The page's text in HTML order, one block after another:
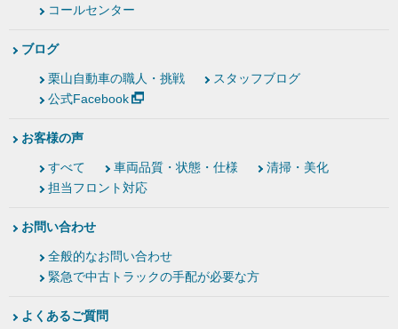
コールセンター
ブログ
栗山自動車の職人・挑戦
スタッフブログ
公式Facebook
お客様の声
すべて 車両品質・状態・仕様
清掃・美化
担当フロント対応
お問い合わせ
全般的なお問い合わせ
緊急で中古トラックの手配が必要な方
よくあるご質問